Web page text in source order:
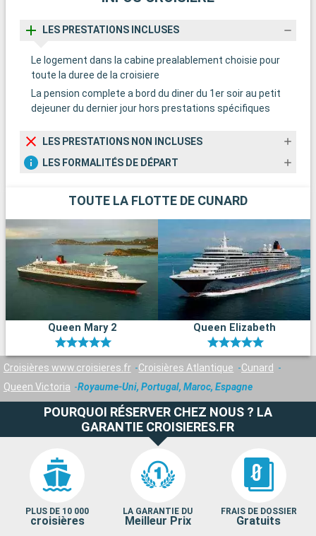
LES PRESTATIONS INCLUSES
Le logement dans la cabine prealablement choisie pour
toute la duree de la croisiere
La pension complete a bord du diner du 1er soir au petit
dejeuner du dernier jour hors prestations spécifiques
LES PRESTATIONS NON INCLUSES
LES FORMALITÉS DE DÉPART
TOUTE LA FLOTTE DE CUNARD
Queen Mary 2 Queen Elizabeth
Croisières www.croisieres.fr Croisières Atlantique
Cunard
Queen Victoria
Royaume-Uni, Portugal, Maroc, Espagne
POURQUOI RÉSERVER CHEZ NOUS ? LA
GARANTIE CROISIERES.FR
PLUS DE 10 000
croisières
LA GARANTIE DU
Meilleur Prix
FRAIS DE DOSSIER
Gratuits